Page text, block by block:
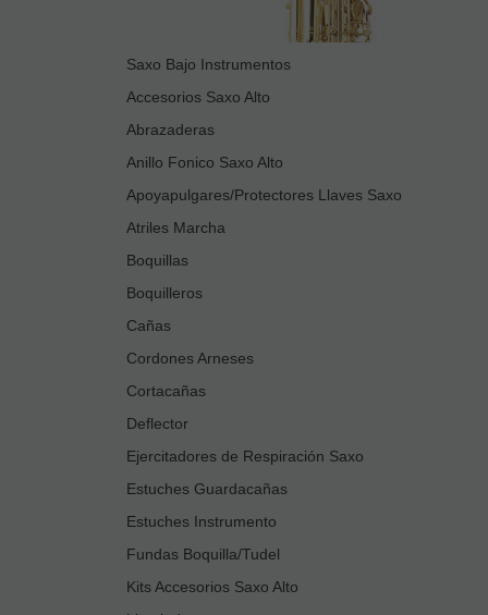
Saxo Bajo Instrumentos
Accesorios Saxo Alto
Abrazaderas
Anillo Fonico Saxo Alto
Apoyapulgares/Protectores Llaves Saxo
Atriles Marcha
Boquillas
Boquilleros
Cañas
Cordones Arneses
Cortacañas
Deflector
Ejercitadores de Respiración Saxo
Estuches Guardacañas
Estuches Instrumento
Fundas Boquilla/Tudel
Kits Accesorios Saxo Alto